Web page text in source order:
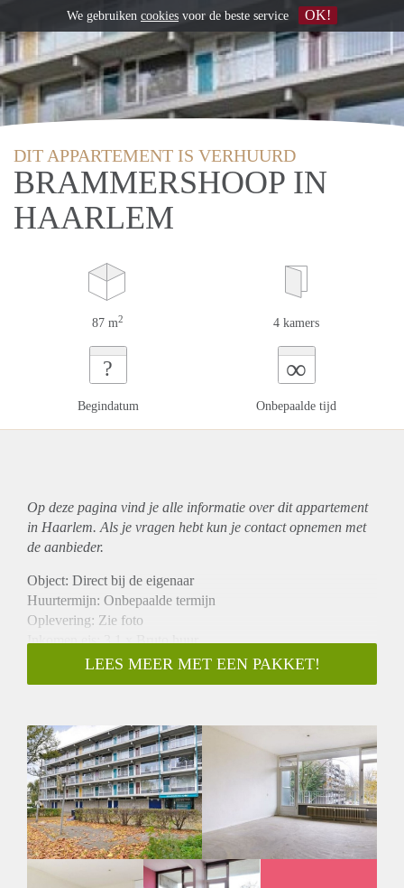
DIT APPARTEMENT IS VERHUURD
BRAMMERSHOOP IN
HAARLEM
87 m2 4 kamers
?
Begindatum
∞
Onbepaalde tijd
Op deze pagina vind je alle informatie over ditappartement
in Haarlem. Als je vragen hebt kun je contact opnemen met
de aanbieder.
Object: Direct bij de eigenaar
Huurtermijn: Onbepaalde termijn
Oplevering: Zie foto
Inkomen eis: 3,1 x Bruto huur
Garantiestelling mogelijk: Ja
Borg: 1 Maand
Huisdieren toegestaan: Afhankelijk van de Eigenaar
Huurtoeslag grens: Nee
Geschikt voor studenten: Afhankelijk van de Eigenaar
LEES MEER MET EEN PAKKET!
We gebruiken cookies voor de beste service OK!